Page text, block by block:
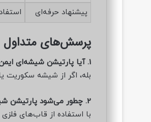
پیشنهاد حرفه‌ای
پرسش‌های متداول
1. آیا پارتیشن شیشه‌ای ایمن است؟
بله، اگر از شیشه سکوریت
2. چطور می‌شود پارتیشن شیشه‌ای را به سبک صنعتی نزدیک کرد؟